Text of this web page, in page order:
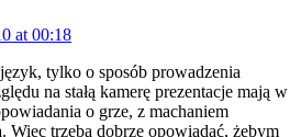
at 00:18
tylko o sposób prowadzenia
na stałą kamerę prezentacje mają w
o grze, z machaniem
Więc trzeba dobrze opowiadać, żebym